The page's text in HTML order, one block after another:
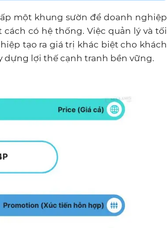
một khung sườn để doanh nghiệp
có hệ thống. Việc quản lý và tối
tạo ra giá trị khác biệt cho khách
dựng lợi thế cạnh tranh bền vững.